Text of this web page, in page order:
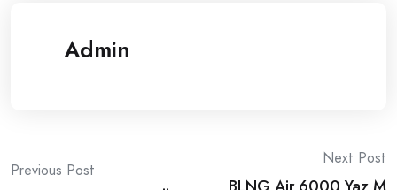
Admin
Post
Previous Post
Next Post